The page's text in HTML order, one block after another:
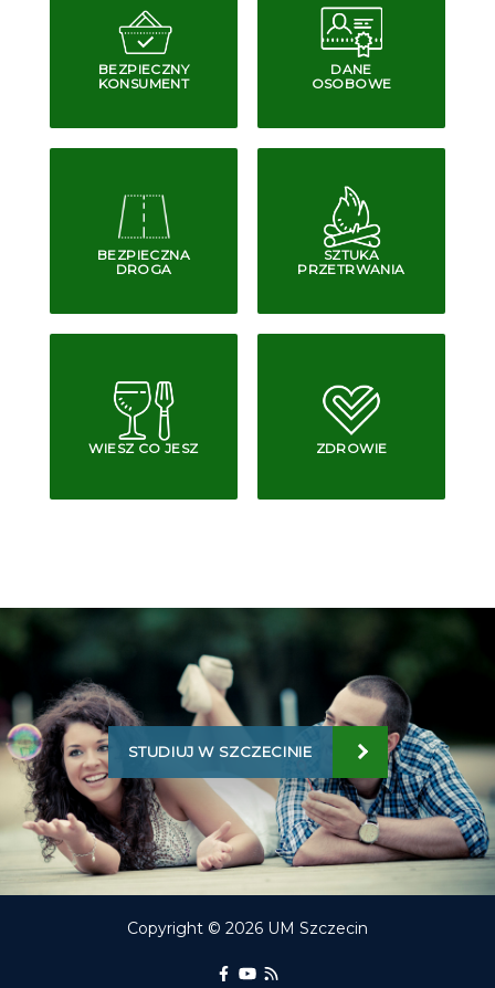
BEZPIECZNY
KONSUMENT
DANE
OSOBOWE
BEZPIECZNA
DROGA
SZTUKA
PRZETRWANIA
WIESZ CO JESZ ZDROWIE
STUDIUJ W SZCZECINIE
Copyright © 2026 UM Szczecin
Portal Edukacyjny na Facebooku
kanał Youtube Portalu